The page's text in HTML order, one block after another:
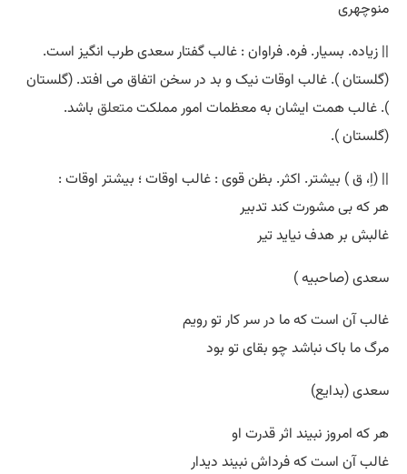
منوچهری
|| زیاده. بسیار. فره. فراوان : غالب گفتار سعدی طرب انگیز است.
(گلستان ). غالب اوقات نیک و بد در سخن اتفاق می افتد. (گلستان
). غالب همت ایشان به معظمات امور مملکتمتعلق باشد.
(گلستان ).
|| (اِ، ق ) بیشتر. اکثر. بظن قوی : غالب اوقات ؛ بیشتر اوقات :
هر که بی مشورت کند تدبیر
غالبش بر هدف نیاید تیر
سعدی (صاحبیه )
غالب آن است که ما در سر کار تو رویم
مرگ ما باک نباشد چو بقای تو بود
سعدی (بدایع)
هر که امروز نبیند اثر قدرت او
غالب آن است که فرداش نبیند دیدار